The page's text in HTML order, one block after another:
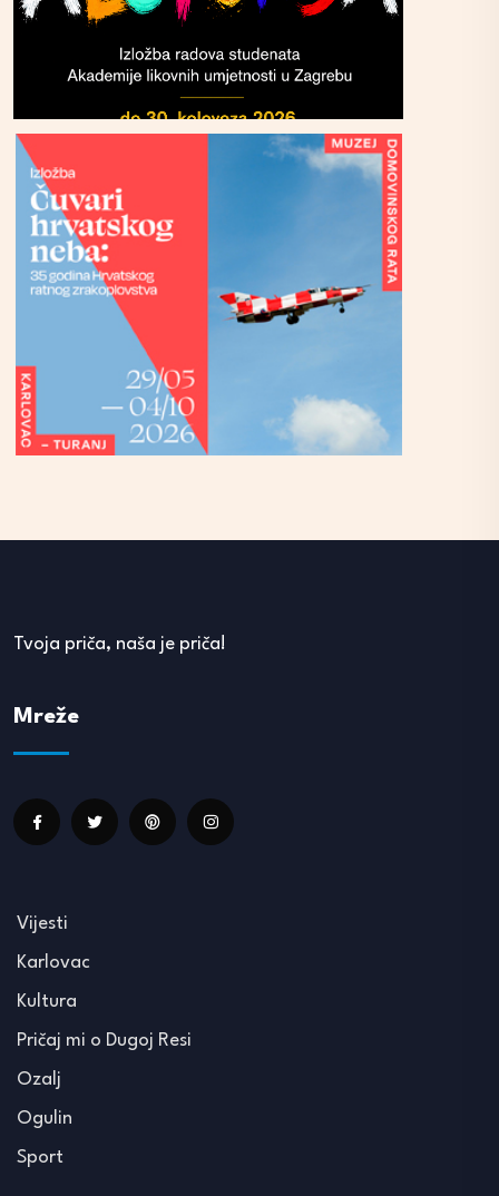
Tvoja priča, naša je priča!
Mreže
Vijesti
Karlovac
Kultura
Pričaj mi o Dugoj Resi
Ozalj
Ogulin
Sport